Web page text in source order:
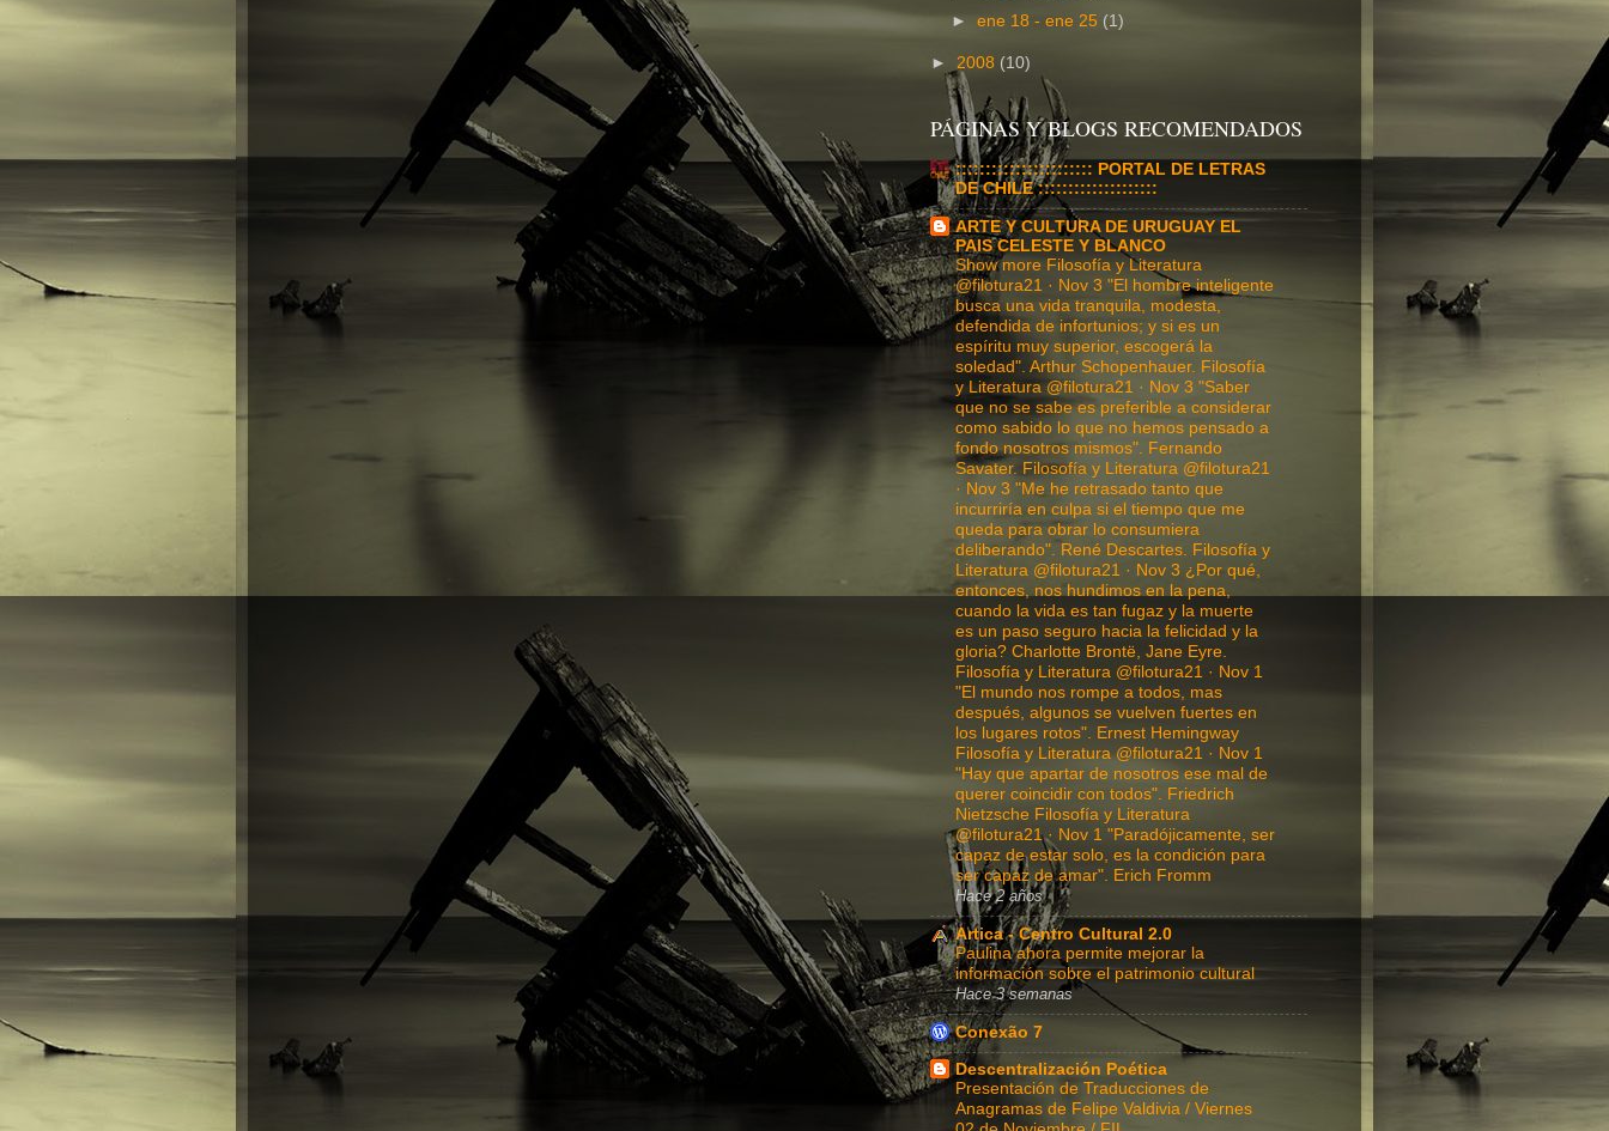
►ene 18 - ene 25 (1)
► 2008 (10)
PÁGINAS Y BLOGS RECOMENDADOS
::::::::::::::::::::::: PORTAL DE LETRAS
DE CHILE ::::::::::::::::::::
ARTE Y CULTURA DE URUGUAY EL
PAIS CELESTE Y BLANCO
Show more Filosofía y Literatura
@filotura21 · Nov 3 "El hombre inteligente
busca una vida tranquila, modesta,
defendida de infortunios; y si es un
espíritu muy superior, escogerá la
soledad". Arthur Schopenhauer. Filosofía
y Literatura @filotura21 · Nov 3 "Saber
que no se sabe es preferible a considerar
como sabido lo que no hemos pensado a
fondo nosotros mismos". Fernando
Savater. Filosofía y Literatura @filotura21
· Nov 3 "Me he retrasado tanto que
incurriría en culpa si el tiempo que me
queda para obrar lo consumiera
deliberando". René Descartes. Filosofía y
Literatura @filotura21 · Nov 3 ¿Por qué,
entonces, nos hundimos en la pena,
cuando la vida es tan fugaz y la muerte
es un paso seguro hacia la felicidad y la
gloria? Charlotte Brontë, Jane Eyre.
Filosofía y Literatura @filotura21 · Nov 1
"El mundo nos rompe a todos, mas
después, algunos se vuelven fuertes en
los lugares rotos". Ernest Hemingway
Filosofía y Literatura @filotura21 · Nov 1
"Hay que apartar de nosotros ese mal de
querer coincidir con todos". Friedrich
Nietzsche Filosofía y Literatura
@filotura21 · Nov 1 "Paradójicamente, ser
capaz de estar solo, es la condición para
ser capaz de amar". Erich Fromm
Hace 2 años
Artica - Centro Cultural 2.0
Paulina ahora permite mejorar la
información sobre el patrimonio cultural
Hace 3 semanas
Conexão 7
Descentralización Poética
Presentación de Traducciones de
Anagramas de Felipe Valdivia / Viernes